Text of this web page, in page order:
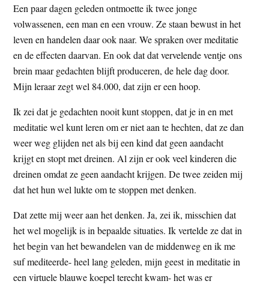
t
e
e
s
i
t
e
Een paar dagen geleden ontmoette ik twee jonge
volwassenen, een man en een vrouw. Ze staan bewust in het
leven en handelen daar ook naar. We spraken over meditatie
en de effecten daarvan. En ook dat dat vervelende ventje ons
brein maar gedachten blijft produceren, de hele dag door.
Mijn leraar zegt wel 84.000, dat zijn er een hoop.
Ik zei dat je gedachten nooit kunt stoppen, dat je in en met
meditatie wel kunt leren om er niet aan te hechten, dat ze dan
weer weg glijden net als bij een kind dat geen aandacht
krijgt en stopt met dreinen. Al zijn er ook veel kinderen die
dreinen omdat ze geen aandacht krijgen. De twee zeiden mij
dat het hun wel lukte om te stoppen met denken.
Dat zette mij weer aan het denken. Ja, zei ik, misschien dat
het wel mogelijk is in bepaalde situaties. Ik vertelde ze dat in
het begin van het bewandelen van de middenweg en ik me
suf mediteerde- heel lang geleden, mijn geest in meditatie in
een virtuele blauwe koepel terecht kwam- het was er